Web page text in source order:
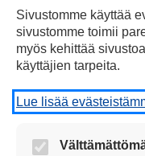
Sivustomme käyttää
sivustomme toimii
myös kehittää
käyttäjien tarpeita.
Lue lisää